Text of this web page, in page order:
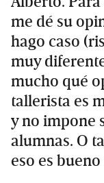
me dé su
hago caso
muy
mucho qué
tallerista es
y no impone
alumnas. O
eso es